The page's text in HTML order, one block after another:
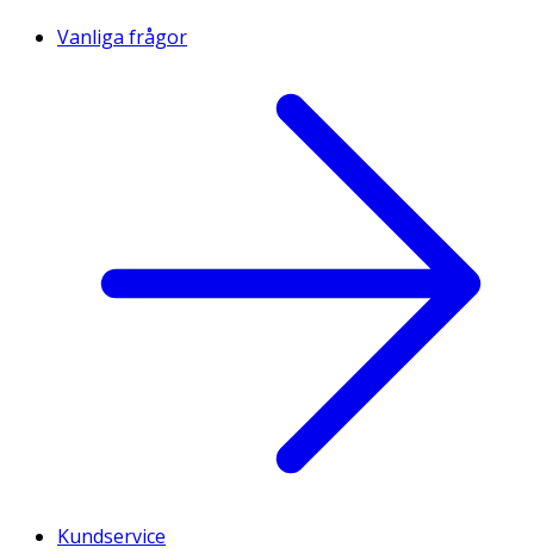
Vanliga frågor
Kundservice